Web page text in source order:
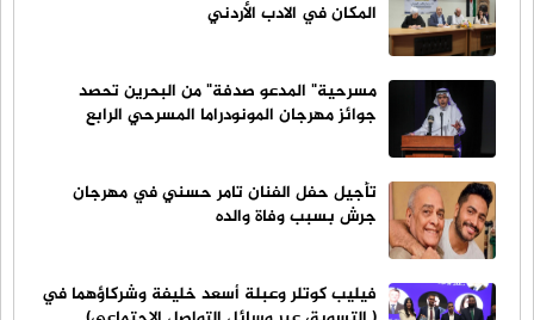
المكان في الادب الأردني
مسرحية" المدعو صدفة" من البحرين تحصد
جوائز مهرجان المونودراما المسرحي الرابع
تأجيل حفل الفنان تامر حسني في مهرجان
جرش بسبب وفاة والده
فيليب كوتلر وعبلة أسعد خليفة وشركاؤهما في